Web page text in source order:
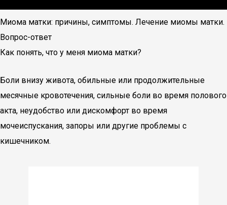
Миома матки: причины, симптомы. Лечение миомы матки.
Вопрос-ответ
Как понять, что у меня миома матки?
Боли внизу живота, обильные или продолжительные
месячные кровотечения, сильные боли во время полового
акта, неудобство или дискомфорт во время
мочеиспускания, запоры или другие проблемы с
кишечником.